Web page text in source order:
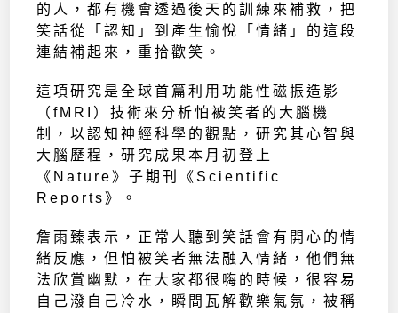
的人，都有機會透過後天的訓練來補救，把
笑話從「認知」到產生愉悅「情緒」的這段
連結補起來，重拾歡笑。
這項研究是全球首篇利用功能性磁振造影
（fMRI）技術來分析怕被笑者的大腦機
制，以認知神經科學的觀點，研究其心智與
大腦歷程，研究成果本月初登上
《Nature》子期刊《Scientific
Reports》。
詹雨臻表示，正常人聽到笑話會有開心的情
緒反應，但怕被笑者無法融入情緒，他們無
法欣賞幽默，在大家都很嗨的時候，很容易
自己潑自己冷水，瞬間瓦解歡樂氣氛，被稱